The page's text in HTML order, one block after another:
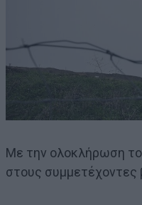
Με την ολοκλήρωση
στους